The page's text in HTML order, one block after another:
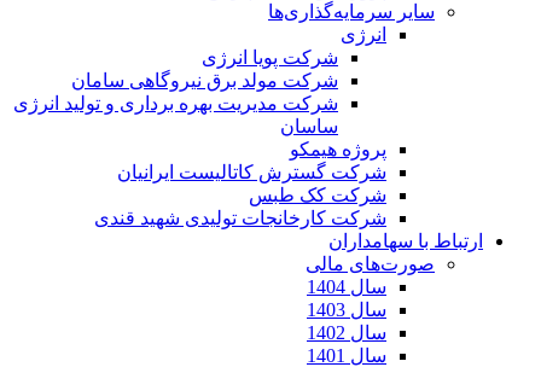
سایر سرمایه‌گذاری‌ها
انرژی
شرکت پویا انرژی
شرکت مولد برق نیروگاهی سامان
شرکت مدیریت بهره برداری و تولید انرژی
ساسان
پروژه هیمکو
شرکت گسترش کاتالیست ایرانیان
شرکت کک طبس
شرکت کارخانجات تولیدی شهید قندی
ارتباط با سهامداران
صورت‌های مالی
سال 1404
سال 1403
سال 1402
سال 1401